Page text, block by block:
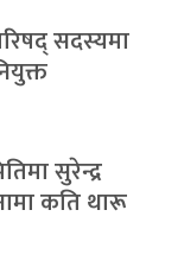
परिषद् सदस्यमा
सुरेन्द्र
कति थारू